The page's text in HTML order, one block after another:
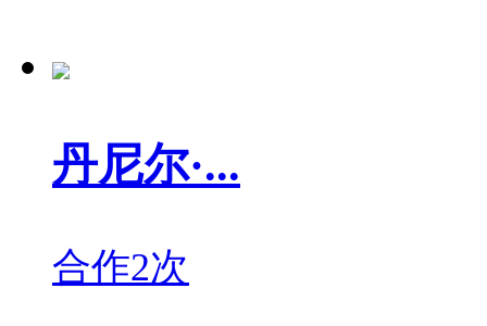
丹尼尔·...
合作2次